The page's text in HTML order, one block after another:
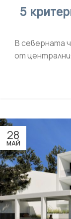
5
В северната
от
28
МАЙ